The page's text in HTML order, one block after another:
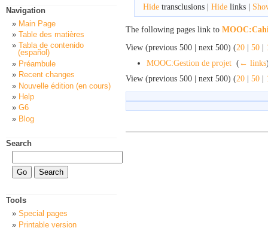
Hidetransclusions | Hidelinks |
The following pages link to
View (previous 500 | next 500) (20 | 50 |
MOOC:Gestion de projet ( ← links
View (previous 500 | next 500) (20 | 50 |
Navigation
Main Page
Table des matières
Tabla de contenido
(español)
Préambule
Recent changes
Nouvelle édition (en cours)
Help
G6
Blog
Search
Tools
Special pages
Printable version